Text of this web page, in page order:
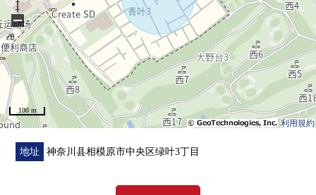
以优质，一律做的服务的提供在三井Rehouse，为目标针对
顾客
为了复数的工作人员叉着组，可以满足在全体店铺支援。
变成公司职员群，我们约定发挥专业的力的质量的高的对
应。
■对在讨论对本房源的重新购买的顾客。
在重新购买，有"出售先行"和"买房先行"的2种方法
根据顾客的情形以及资金内容，选择哪一方面。
足够的制订计划是必要的。
利用規約
100 m
−
地址 神奈川县相模原市中央区绿叶3丁目